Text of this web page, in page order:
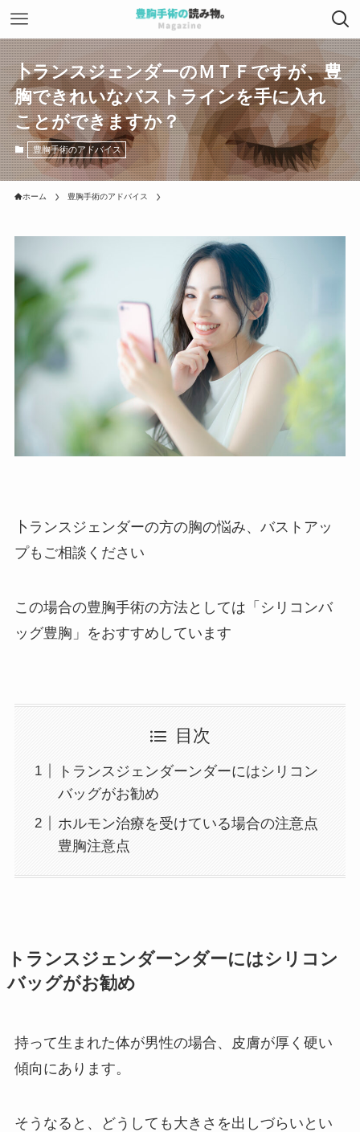
卜ランスジェンダーのＭＴＦですが、豊
胸できれいなバストラインを手に入れ
ことができますか？
豊胸手術のアドバイス
ホーム 豊胸手術のアドバイス
卜ランスジェンダーの方の胸の悩み、バストアッ
プもご相談ください
この場合の豊胸手術の方法としては「シリコンバ
ッグ豊胸」をおすすめしています
目次
トランスジェンダーンダーにはシリコン
バッグがお勧め
ホルモン治療を受けている場合の注意点
豊胸注意点
トランスジェンダーンダーにはシリコン
バッグがお勧め
持って生まれた体が男性の場合、皮膚が厚く硬い
傾向にあります。
そうなると、どうしても大きさを出しづらいとい